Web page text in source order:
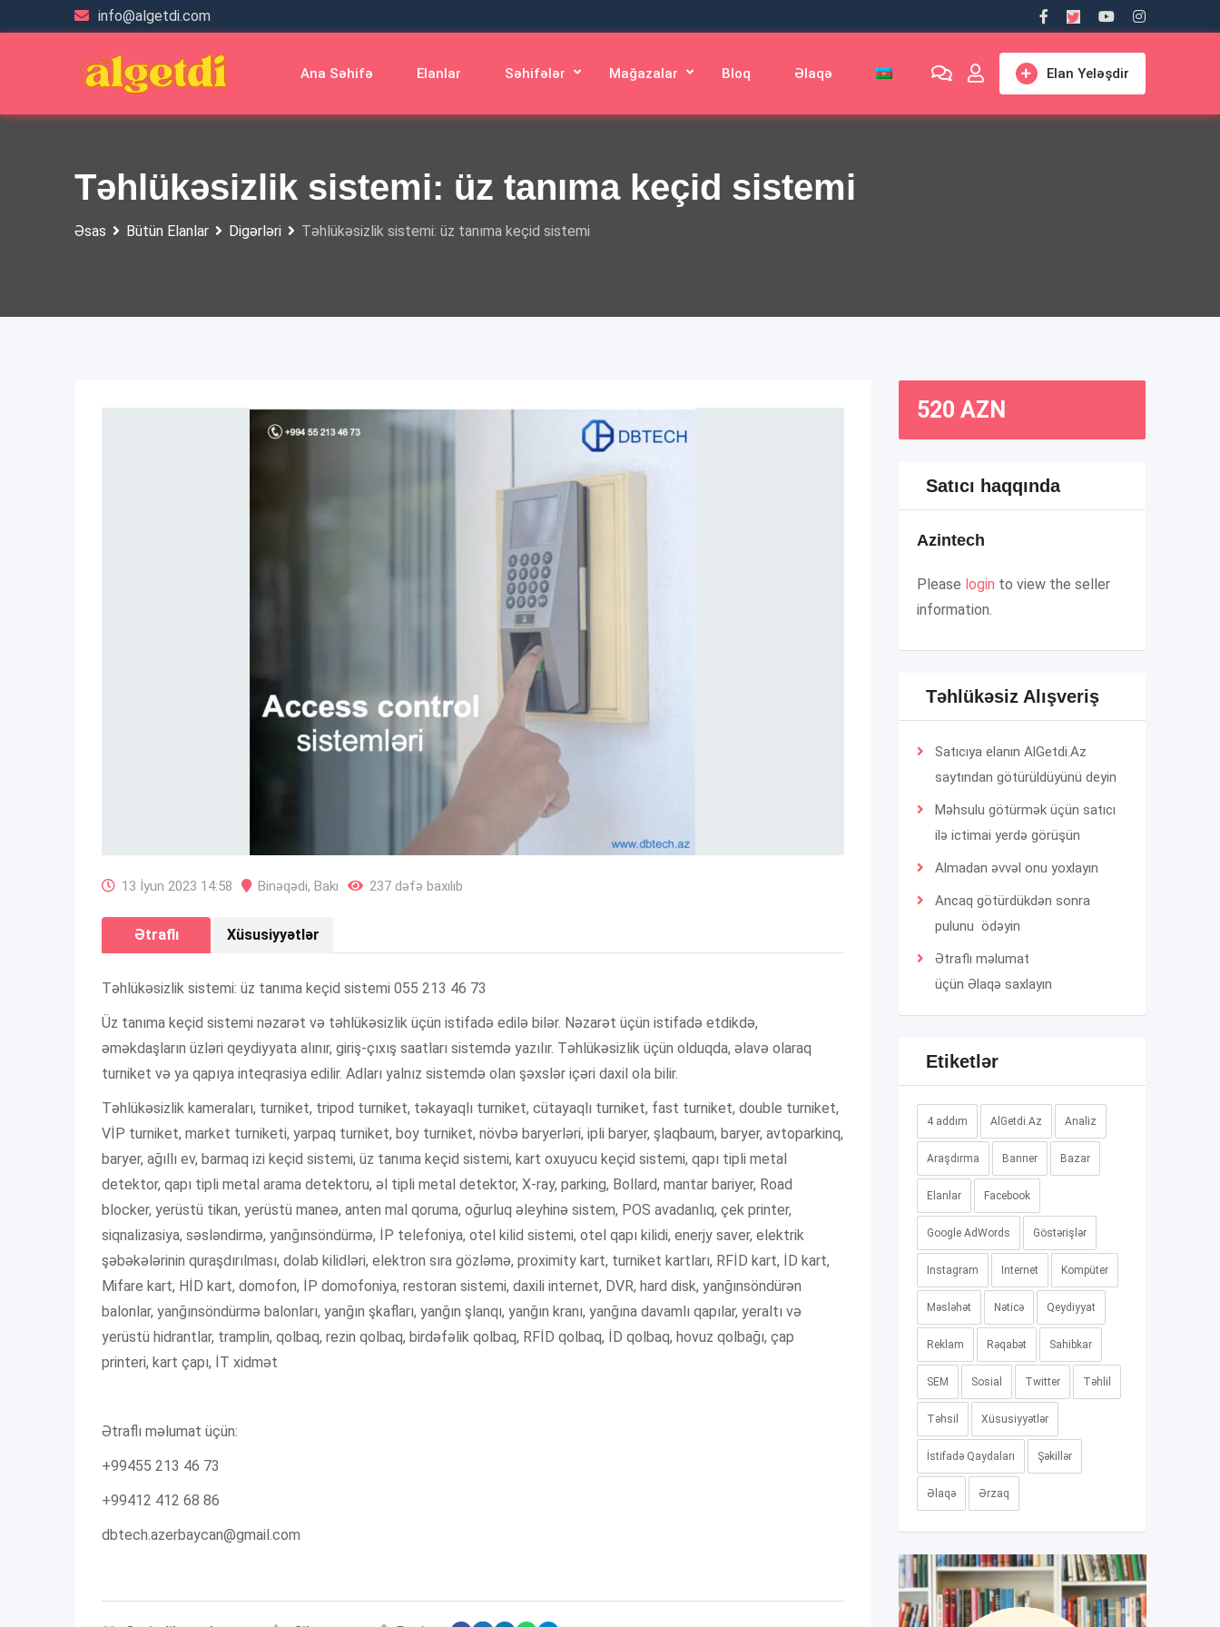
to
info@algetdi.com
Elan Yeləşdir
Ana Səhifə Elanlar Səhifələr Mağazalar Bloq Əlaqə
Təhlükəsizlik sistemi: üz tanıma keçid sistemi
Əsas Bütün Elanlar Digərləri Təhlükəsizlik sistemi: üz tanıma keçid sistemi
13 İyun 2023 14:58 Binəqədi, Bakı 237 dəfə baxılıb
Ətraflı Xüsusiyyətlər
Təhlükəsizlik sistemi: üz tanıma keçid sistemi 055 213 46 73
Üz tanıma keçid sistemi nəzarət və təhlükəsizlik üçün istifadə edilə bilər. Nəzarət üçün istifadə etdikdə,
əməkdaşların üzləri qeydiyyata alınır, giriş-çıxış saatları sistemdə yazılır. Təhlükəsizlik üçün olduqda, əlavə olaraq
turniket və ya qapıya inteqrasiya edilir. Adları yalnız sistemdə olan şəxslər içəri daxil ola bilir.
Təhlükəsizlik kameraları, turniket, tripod turniket, təkayaqlı turniket, cütayaqlı turniket, fast turniket, double turniket,
VİP turniket, market turniketi, yarpaq turniket, boy turniket, növbə baryerləri, ipli baryer, şlaqbaum, baryer, avtoparkinq,
baryer, ağıllı ev, barmaq izi keçid sistemi, üz tanıma keçid sistemi, kart oxuyucu keçid sistemi, qapı tipli metal
detektor, qapı tipli metal arama detektoru, əl tipli metal detektor, X-ray, parking, Bollard, mantar bariyer, Road
blocker, yerüstü tikan, yerüstü maneə, anten mal qoruma, oğurluq əleyhinə sistem, POS avadanlıq, çek printer,
siqnalizasiya, səsləndirmə, yanğınsöndürmə, İP telefoniya, otel kilid sistemi, otel qapı kilidi, enerjy saver, elektrik
şəbəkələrinin quraşdırılması, dolab kilidləri, elektron sıra gözləmə, proximity kart, turniket kartları, RFİD kart, İD kart,
Mifare kart, HİD kart, domofon, İP domofoniya, restoran sistemi, daxili internet, DVR, hard disk, yanğınsöndürən
balonlar, yanğınsöndürmə balonları, yanğın şkafları, yanğın şlanqı, yanğın kranı, yanğına davamlı qapılar, yeraltı və
yerüstü hidrantlar, tramplin, qolbaq, rezin qolbaq, birdəfəlik qolbaq, RFİD qolbaq, İD qolbaq, hovuz qolbağı, çap
printeri, kart çapı, İT xidmət
Ətraflı məlumat üçün:
+99455 213 46 73
+99412 412 68 86
dbtech.azerbaycan@gmail.com
520 AZN
Satıcı haqqında
Azintech
Please login to view the seller
information.
Təhlükəsiz Alışveriş
Satıcıya elanın AlGetdi.Az
saytından götürüldüyünü deyin
Məhsulu götürmək üçün satıcı
ilə ictimai yerdə görüşün
Almadan əvvəl onu yoxlayın
Ancaq götürdükdən sonra
pulunu ödəyin
Ətraflı məlumat
üçün Əlaqə saxlayın
Etiketlər
4 addım AlGetdi.Az Analiz
Araşdırma Banner Bazar
Elanlar Facebook
Google AdWords Göstərişlər
Instagram Internet Kompüter
Məsləhət Nəticə Qeydiyyat
Reklam Rəqabət Sahibkar
SEM Sosial Twitter Təhlil
Təhsil Xüsusiyyətlər
İstifadə Qaydaları Şəkillər
Əlaqə Ərzaq